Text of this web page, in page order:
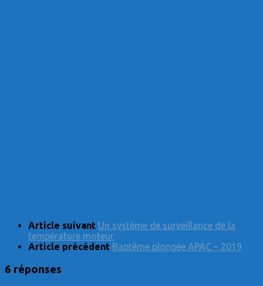
Article suivant Un système de surveillance de la
température moteur
Article précédent Baptême plongée APAC – 2019
6 réponses